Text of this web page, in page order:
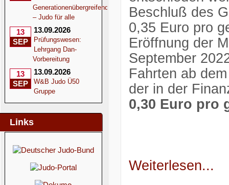
Generationenübergreifend
– Judo für alle
13
SEP
13.09.2026
Prüfungswesen:
Lehrgang Dan-
Vorbereitung
13
SEP
13.09.2026
W&B Judo Ü50
Gruppe
Links
Beschluß des
0,35 Euro pro
Eröffnung der
September
Fahrten ab
der in der
0,30 Euro pro
Weiterlesen...